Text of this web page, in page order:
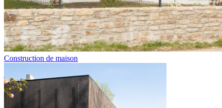
Construction de maison